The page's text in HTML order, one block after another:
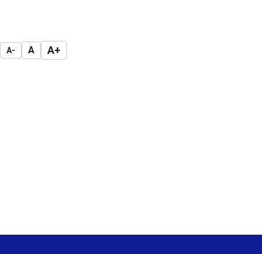
A- A A+